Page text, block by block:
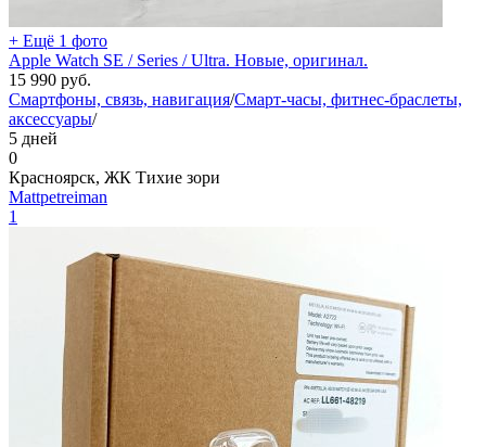
+ Ещё 1 фото
Apple Watch SE / Series / Ultra. Новые, оригинал.
15 990 руб.
Смартфоны, связь, навигация/Смарт-часы, фитнес-браслеты,
аксессуары/
5 дней
0
Красноярск, ЖК Тихие зори
Mattpetreiman
1